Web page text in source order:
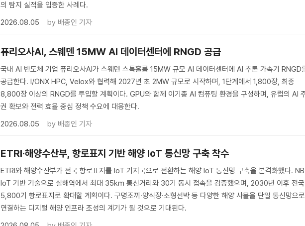
의 탐지 실적을 입증한 사례다.
2026.08.05
by 배종인 기자
퓨리오사AI, 스웨덴 15MW AI 데이터센터에 RNGD 공급
국내 AI 반도체 기업 퓨리오사AI가 스웨덴 스톡홀름 15MW 규모 AI 데이터센터에 AI 추론 가속기 RNGD
공급한다. I/ONX HPC, Velox와 협력해 2027년 초 2MW 규모로 시작하며, 1단계에서 1,800장, 최종
8,800장 이상의 RNGD를 투입할 계획이다. GPU와 함께 이기종 AI 컴퓨팅 환경을 구성하며, 유럽의 AI
권 확보와 전력 효율 중심 정책 수요에 대응한다.
2026.08.05
by 배종인 기자
ETRI·해양수산부, 항로표지 기반 해양 IoT 통신망 구축 착수
ETRI와 해양수산부가 전국 항로표지를 IoT 기지국으로 전환하는 해양 IoT 통신망 구축을 본격화했다.
IoT 기반 기술으로 실해역에서 최대 35km 통신거리와 30기 동시 접속을 검증했으며, 2030년 이후 전국
5,800기 항로표지로 확대할 계획이다. 구명조끼·양식장·소형선박 등 다양한 해양 사물을 단일 통신망으로
연결하는 디지털 해양 인프라 조성의 계기가 될 것으로 기대된다.